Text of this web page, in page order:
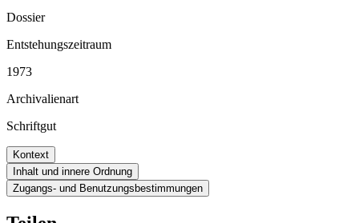
Dossier
Entstehungszeitraum
1973
Archivalienart
Schriftgut
Kontext
Inhalt und innere Ordnung
Zugangs- und Benutzungsbestimmungen